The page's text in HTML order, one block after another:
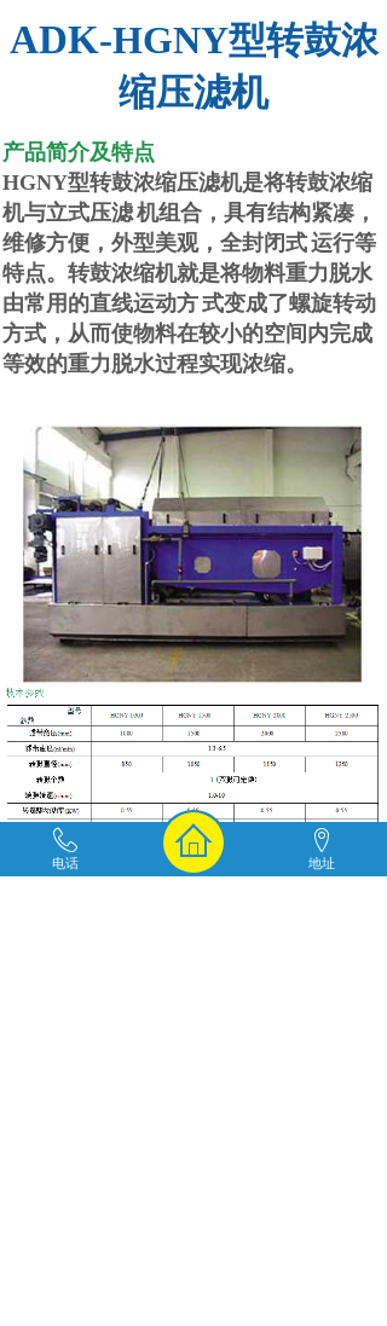
ADK-HGNY型转鼓浓
缩压滤机
产品简介及特点
HGNY型转鼓浓缩压滤机是将转鼓浓缩
机与立式压滤机组合，具有结构紧凑，
维修方便，外型美观，全封闭式运行等
特点。 转鼓浓缩机就是将物料重力脱水
由常用的直线运动方式变成了螺旋转动
方式，从而使物料在较小的空间内完成
等效的重力脱水过程实现浓缩。
电话 地址